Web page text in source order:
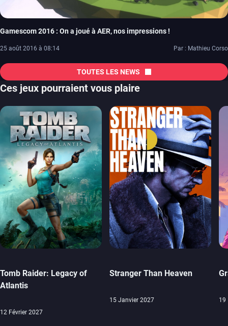
Gamescom 2016 : On a joué à AER, nos impressions !
25 août 2016 à 08:14 Par : Mathieu Corso
TOUTES LES NEWS
Ces jeux pourraient vous plaire
Tomb Raider: Legacy of
Atlantis
12 Février 2027
Stranger Than Heaven
15 Janvier 2027 19